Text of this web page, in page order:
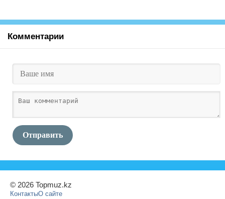
Комментарии
Отправить
© 2026 Topmuz.kz
КонтактыО сайте